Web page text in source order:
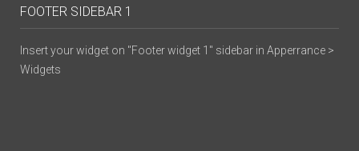
FOOTER SIDEBAR 1
Insert your widget on "Footer widget 1" sidebar in Apperrance >
Widgets